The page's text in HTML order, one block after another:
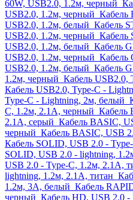
60W, USB2.0, 1.2м, черный
USB2.0, 1.2м, черный Кабель
USB2.0, 1.2м, белый Кабель
USB2.0, 1.2м, черный Кабель
USB2.0, 1.2м, белый Кабель
USB2.0, 1.2м, черный Кабель
USB2.0, 1.2м, белый Кабель
1.2м, черный Кабель USB2.0,
Кабель USB2.0, Type-C -
Type-C - Lightning, 2м, белый
C, 1.2м, 2.1A, черный Кабель
2.1A, серый Кабель BASIC,
черный Кабель BASIC, USB
Кабель SOLID, USB 2.0 -
SOLID, USB 2.0 - lightning,
USB 2.0 - Type-C, 1.2м, 2.1A,
lightning, 1.2м, 2.1A, титан
1.2м, 3A, белый Кабель
черный Кабель HD, USB 2.0